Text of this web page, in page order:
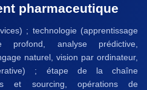
pharmaceutique
; technologie (apprentissage
profond, analyse prédictive,
naturel, vision par ordinateur,
; étape de la chaîne
et sourcing, opérations de